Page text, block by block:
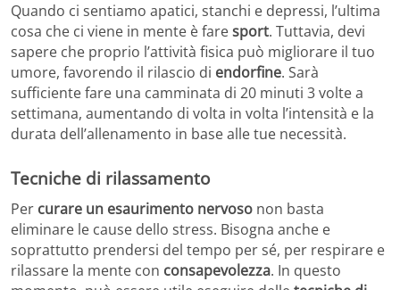
Quando ci sentiamo apatici, stanchi e depressi, l’ultima
cosa che ci viene in mente è faresport. Tuttavia, devi
sapere che proprio l’attività fisica può migliorare il tuo
umore, favorendo il rilascio di endorfine. Sarà
sufficiente fare una camminata di 20 minuti 3 volte a
settimana, aumentando di volta in volta l’intensità e la
durata dell’allenamento in base alle tue necessità.
Tecniche di rilassamento
Per curare un esaurimento nervoso non basta
eliminare le cause dello stress. Bisogna anche e
soprattutto prendersi del tempo per sé, per respirare e
rilassare la mente con consapevolezza. In questo